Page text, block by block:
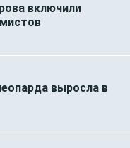
включили
выросла в